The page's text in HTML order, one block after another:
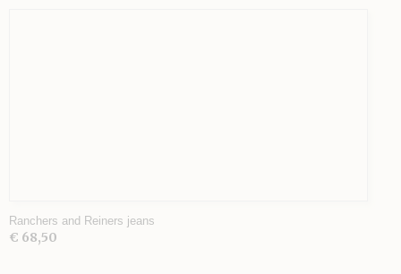
Ranchers and Reiners jeans
€ 68,50